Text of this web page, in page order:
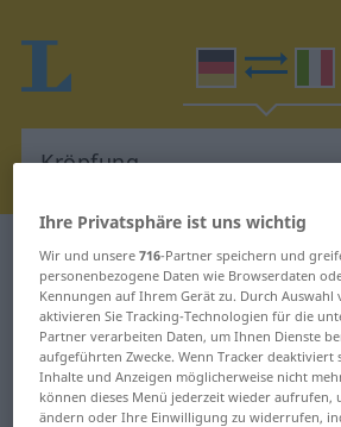
Deutsch-Italienisch Wörterbuch
Deutsch-Italienisch
für "Kröpfung"
"Kröpfung" Italienisch
Ihre Privatsphäre ist uns wichtig
Wir und unsere716-Partner speichern und
personenbezogene Daten wie Browserdaten
Kennungen auf Ihrem Gerät zu. Durch Auswahl
aktivieren Sie Tracking-Technologien für die
Partner verarbeiten Daten, um Ihnen Dienste
aufgeführten Zwecke. Wenn Tracker deaktiviert
Inhalte und Anzeigen möglicherweise nicht
können dieses Menü jederzeit wieder aufrufen,
ändern oder Ihre Einwilligung zu widerrufen,